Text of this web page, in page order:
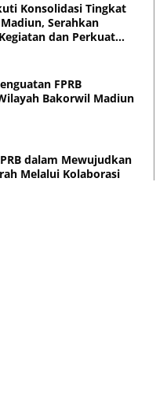
Konsolidasi Tingkat
Serahkan
dan Perkuat
FPRB
Bakorwil Madiun
dalam Mewujudkan
Melalui Kolaborasi